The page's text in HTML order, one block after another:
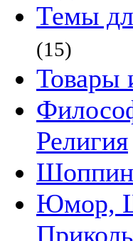
Темы
(15)
Товары
Религия
Юмор,